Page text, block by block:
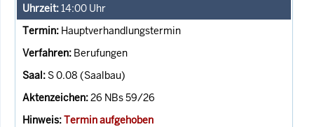
14:00 Uhr
Hauptverhandlungstermin
Berufungen
S 0.08 (Saalbau)
26 NBs 59/26
Termin aufgehoben